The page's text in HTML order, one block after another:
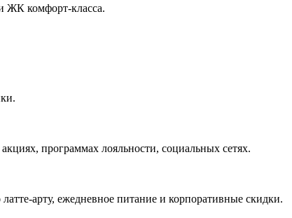
ЖК комфорт-класса.
программах лояльности, социальных сетях.
арту, ежедневное питание и корпоративные скидки.